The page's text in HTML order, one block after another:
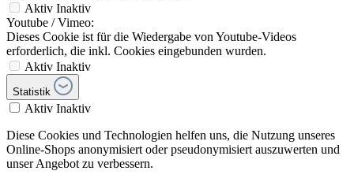
Aktiv Inaktiv
Youtube / Vimeo:
Dieses Cookie ist für die Wiedergabe von Youtube-Videos
erforderlich, die inkl. Cookies eingebunden wurden.
Aktiv Inaktiv
Statistik
Aktiv Inaktiv
Diese Cookies und Technologien helfen uns, die Nutzung unseres
Online-Shops anonymisiert oder pseudonymisiert auszuwerten und
unser Angebot zu verbessern.